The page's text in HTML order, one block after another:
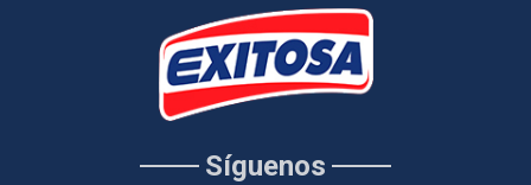
Síguenos